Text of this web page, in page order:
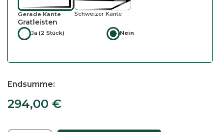
Gerade Kante Schweizer Kante
Gratleisten
Ja (2 Stück) Nein
Endsumme
294,00 €